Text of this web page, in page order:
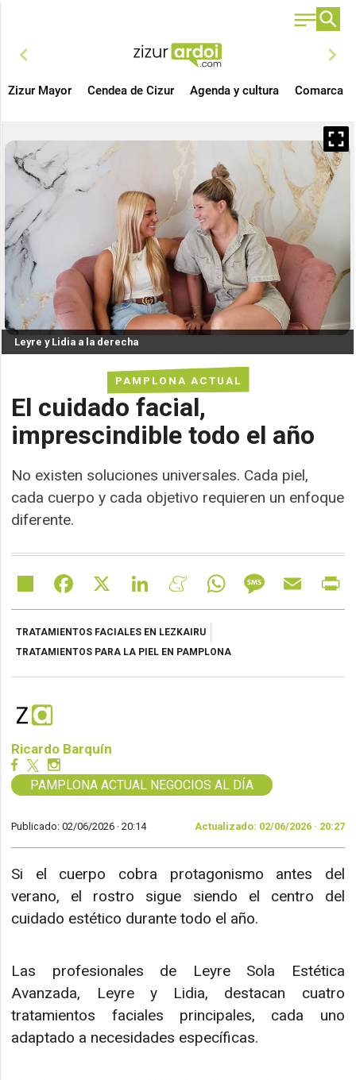
chevron_left chevron_right
Zizur Mayor Cendea de Cizur Agenda y cultura Comarca
PAMPLONA ACTUAL
El cuidado facial,
imprescindible todo el año
No existen soluciones universales. Cada piel,
cada cuerpo y cada objetivo requieren un enfoque
diferente.
Leyre y Lidia a la derecha
Share Facebook LinkedIn MeneameWhatsAppMessageEmail
TRATAMIENTOS FACIALES EN LEZKAIRU
TRATAMIENTOS PARA LA PIEL EN PAMPLONA
Ricardo Barquín
PAMPLONA ACTUAL NEGOCIOS AL DÍA
Publicado: 02/06/2026 ·20:14 Actualizado: 02/06/2026 · 20:27
Si el cuerpo cobra protagonismo antes del
verano, el rostro sigue siendo el centro del
cuidado estético durante todo el año.
Las profesionales de Leyre Sola Estética
Avanzada, Leyre y Lidia, destacan cuatro
tratamientos faciales principales, cada uno
adaptado a necesidades específicas.